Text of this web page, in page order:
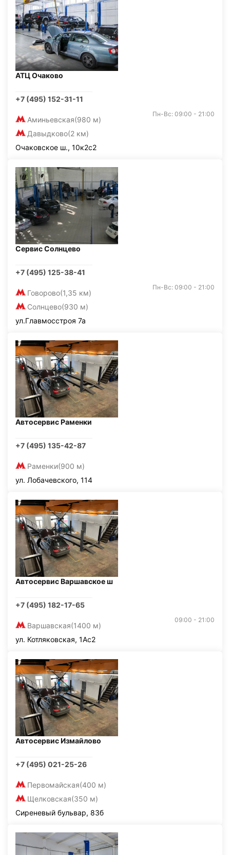
АТЦ Очаково
+7 (495) 152-31-11
Аминьевская(980 м)
Давыдково(2 км)
Пн-Вс: 09:00 - 21:00
Очаковское ш., 10к2с2
Сервис Солнцево
+7 (495) 125-38-41
Говорово(1,35 км)
Солнцево(930 м)
Пн-Вс: 09:00 - 21:00
ул.Главмосстроя 7а
Автосервис Раменки
+7 (495) 135-42-87
Раменки(900 м)
ул. Лобачевского, 114
Автосервис Варшавское ш
+7 (495) 182-17-65
Варшавская(1400 м)
09:00 - 21:00
ул. Котляковская, 1Ас2
Автосервис Измайлово
+7 (495) 021-25-26
Первомайская(400 м)
Щелковская(350 м)
Сиреневый бульвар, 83б